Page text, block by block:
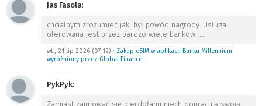
Jas Fasola:
chciałbym zrozumieć jaki był powód nagrody. Usługa
oferowana jest przez bardzo wiele banków. …
wt., 21 lip 2026 (07:12) • Zakup eSIM w aplikacji Banku Millennium
wyróżniony przez Global Finance
PykPyk:
Zamiast zajmować się pierdołami niech dopracują swoją